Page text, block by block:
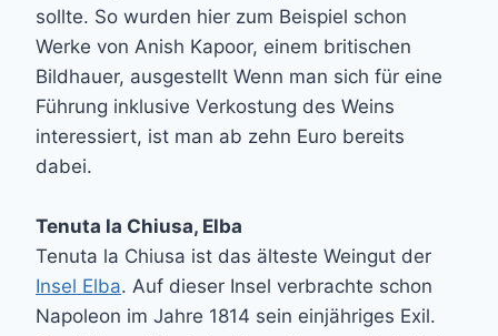
sollte. So wurden hier zum Beispiel schon
Werke von Anish Kapoor, einem britischen
Bildhauer, ausgestellt Wenn man sich für eine
Führung inklusive Verkostung des Weins
interessiert, ist man ab zehn Euro bereits
dabei.
Tenuta la Chiusa, Elba
Tenuta la Chiusa ist das älteste Weingut der
Insel Elba. Auf dieser Insel verbrachte schon
Napoleon im Jahre 1814 sein einjähriges Exil.